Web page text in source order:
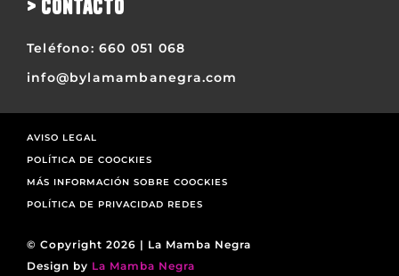
> contacto
Teléfono: 660 051 068
info@bylamambanegra.com
AVISO LEGAL
POLÍTICA DE COOCKIES
MÁS INFORMACIÓN SOBRE COOCKIES
POLÍTICA DE PRIVACIDAD REDES
© Copyright 2026 | La Mamba Negra
Design by La Mamba Negra